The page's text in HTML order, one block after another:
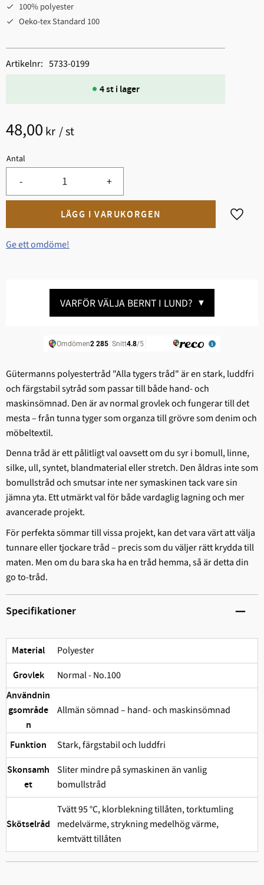
100% polyester
Oeko-tex Standard 100
48,00 kr /st
Antal
+
-
Lägg
4 st i lager
Artikelnr 5733-0199
Ge ett omdöme!
VARFÖR VÄLJA BERNT I LUND? ▼
Gütermanns polyestertråd "Alla tygers tråd" är en stark, ludd­fri
och färgstabil sytråd som passar till både hand- och
maskinsömnad. Den är av normal grovlek och fungerar till det
mesta – från tunna tyger som organza till grövre som denim och
möbeltextil.
Denna tråd är ett pålitligt val oavsett om du syr i bomull, linne,
silke, ull, syntet, blandmaterial eller stretch. Den åldras inte som
bomullstråd och smutsar inte ner symaskinen tack vare sin
jämna yta. Ett utmärkt val för både vardaglig lagning och mer
avancerade projekt.
För perfekta sömmar till vissa projekt, kan det vara värt att välja
tunnare eller tjockare tråd – precis som du väljer rätt krydda till
maten. Men om du bara ska ha en tråd hemma, så är detta din
go to-tråd.
Specifikationer
Material Polyester
Grovlek Normal - No.100
Användnin
gsområde
n
Allmän sömnad – hand- och maskinsömnad
Funktion Stark, färgstabil och ludd­fri
Skonsamh
et
Sliter mindre på symaskinen än vanlig
bomullstråd
Skötselråd
Tvätt 95 °C, klorblekning tillåten, torktumling
medelvärme, strykning medelhög värme,
kemtvätt tillåten